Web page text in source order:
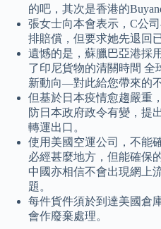
的吧，其次是香港的
張女士向本會表示，C公
排賠償，但要求她先退回
遺憾的是，蘇臘巴亞港採
了印尼貨物的清關時間 全
新動向—對此給您帶來的
但基於日本疫情愈趨嚴重
防日本政府政令有變，提
轉運出口。
使用美國空運公司，不能
必經甚麼地方，但能確保
中國亦相信不會出現網上
題。
每件貨件須於到達美國倉
會作廢棄處理。